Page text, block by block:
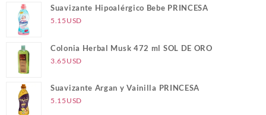
Suavizante Hipoalérgico Bebe PRINCESA
5.15 USD
Colonia Herbal Musk 472 ml SOL DE ORO
3.65 USD
Suavizante Argan y Vainilla PRINCESA
5.15 USD